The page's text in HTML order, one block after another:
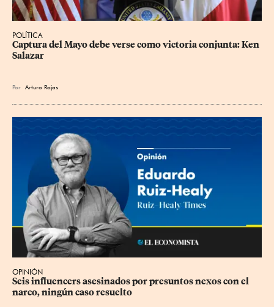
POLÍTICA
Captura del Mayo debe verse como victoria conjunta: Ken
Salazar
Por Arturo Rojas
OPINIÓN
Seis influencers asesinados por presuntos nexos con el
narco, ningún caso resuelto